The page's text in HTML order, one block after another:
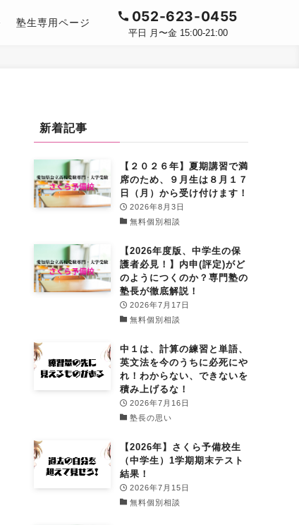
塾生専用ページ 052-623-0455
平日 月〜金 15:00-21:00
新着記事
【２０２６年】夏期講習で満
席のため、９月生は８月１７
日（月）から受け付けます！
2026年8月3日
無料個別相談
【2026年度版、中学生の保
護者必見！】内申(評定)がど
のようにつくのか？専門塾の
塾長が徹底解説！
2026年7月17日
無料個別相談
中１は、計算の練習と単語、
英文法を今のうちに必死にや
れ！わからない、できないを
積み上げるな！
2026年7月16日
塾長の思い
【2026年】さくら予備校生
（中学生）1学期期末テスト
結果！
2026年7月15日
無料個別相談